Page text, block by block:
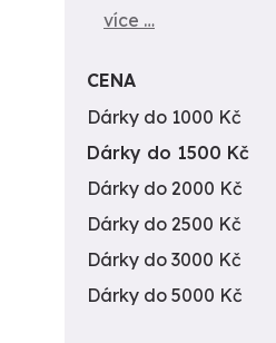
více …
CENA
Dárky do 1000 Kč
Dárky do 1500 Kč
Dárky do 2000 Kč
Dárky do 2500 Kč
Dárky do 3000 Kč
Dárky do 5000 Kč